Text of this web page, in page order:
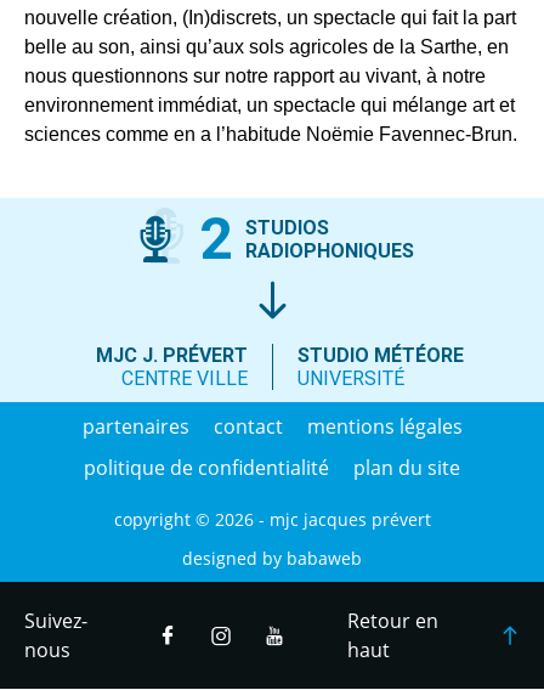
nouvelle création, (In)discrets, un spectacle qui fait la part
belle au son, ainsi qu’aux sols agricoles de la Sarthe, en
nous questionnons sur notre rapport au vivant, à notre
environnement immédiat, un spectacle qui mélange art et
sciences comme en a l’habitude Noëmie Favennec-Brun.
2
STUDIOS
RADIOPHONIQUES
MJC J. PRÉVERT
CENTRE VILLE
STUDIO MÉTÉORE
UNIVERSITÉ
partenaires contact
mentions légales
politique de confidentialité
plan du site
copyright © 2026 - mjc jacques prévert
designed by babaweb
Suivez-
nous
Retour en
haut